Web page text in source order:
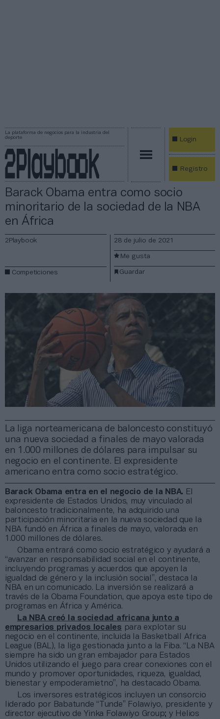
La plataforma de negocios para la industria del
deporte
Login
Registro
Barack Obama entra como socio
minoritario de la sociedad de la NBA
en África
La liga norteamericana de baloncesto constituyó
una nueva sociedad a finales de mayo valorada
en 1.000 millones de dólares para impulsar su
negocio en el continente. El expresidente
americano entra como socio estratégico.
2Playbook
Competiciones
28 de julio de 2021
Guardar
Me gusta
Barack Obama entra en el negocio de la NBA. El
expresidente de Estados Unidos, muy vinculado al
baloncesto tradicionalmente, ha adquirido una
participación minoritaria en la nueva sociedad que la
NBA fundó en África a finales de mayo, valorada en
1.000 millones de dólares.
Obama entrará como socio estratégico y ayudará a
“avanzar en responsabilidad social en el continente,
incluyendo programas y acuerdos que apoyen la
igualdad de género y la inclusión social”, destaca la
NBA en un comunicado. La inversión se realizará a
través de la Obama Foundation, que apoya este tipo de
programas en África y América.
La NBA creó la sociedad africana junto a
empresarios privados locales para explotar su
negocio en el continente, incluida la Basketball Africa
League (BAL), la liga gestionada junto a la Fiba. “La NBA
siempre ha sido un gran embajador para Estados
Unidos utilizando el juego para crear conexiones con el
mundo y promover oportunidades, riqueza, igualdad,
bienestar y empoderamietno”, ha destacado Obama.
Los inversores estratégicos incluyen un consorcio
liderado por Babatunde “Tunde” Folawiyo, presidente y
director ejecutivo de Yinka Folawiyo Group; y Helios